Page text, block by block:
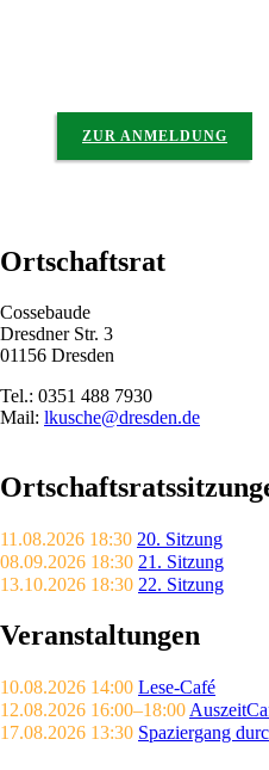
ZUR ANMELDUNG
Ortschaftsrat
Cossebaude
Dresdner Str. 3
01156 Dresden
Tel.: 0351 488 7930
Mail: lkusche@dresden.de
11.08.2026 18:30 20. Sitzung
08.09.2026 18:30 21. Sitzung
13.10.2026 18:30 22. Sitzung
Veranstaltungen
10.08.2026 14:00 Lese-Café
12.08.2026 16:00–18:00
17.08.2026 13:30 Spaziergang